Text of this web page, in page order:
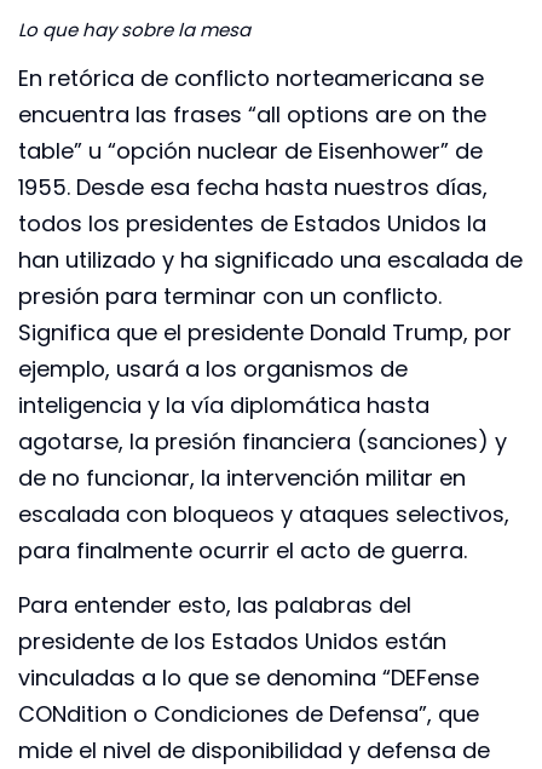
Lo que hay sobre la mesa
En retórica de conflicto norteamericana se
encuentra las frases “all options are on the
table” u “opción nuclear de Eisenhower” de
1955. Desde esa fecha hasta nuestros días,
todos los presidentes de Estados Unidos la
han utilizado y ha significado una escalada de
presión para terminar con un conflicto.
Significa que el presidente Donald Trump, por
ejemplo, usará a los organismos de
inteligencia y la vía diplomática hasta
agotarse, la presión financiera (sanciones) y
de no funcionar, la intervención militar en
escalada con bloqueos y ataques selectivos,
para finalmente ocurrir el acto de guerra.
Para entender esto, las palabras del
presidente de los Estados Unidos están
vinculadas a lo que se denomina “DEFense
CONdition o Condiciones de Defensa”, que
mide el nivel de disponibilidad y defensa de